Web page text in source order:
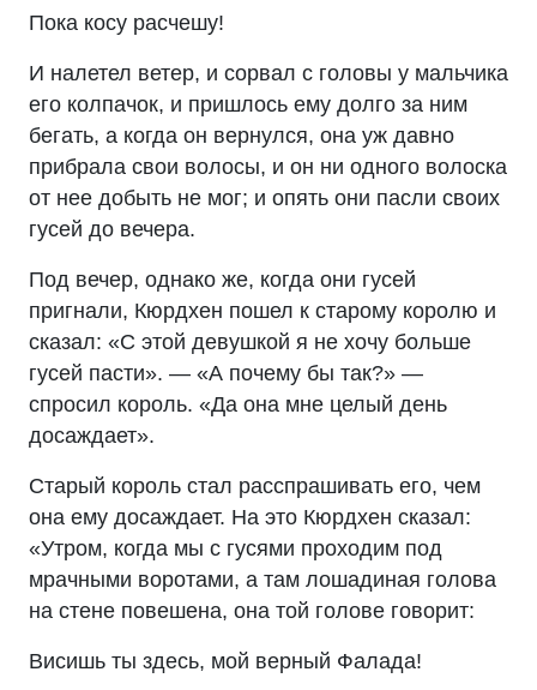
Пока косу расчешу!
И налетел ветер, и сорвал с головы у мальчика
его колпачок, и пришлось ему долго за ним
бегать, а когда он вернулся, она уж давно
прибрала свои волосы, и он ни одного волоска
от нее добыть не мог; и опять они пасли своих
гусей до вечера.
Под вечер, однако же, когда они гусей
пригнали, Кюрдхен пошел к старому королю и
сказал: «С этой девушкой я не хочу больше
гусей пасти». — «А почему бы так?» —
спросил король. «Да она мне целый день
досаждает».
Старый король стал расспрашивать его, чем
она ему досаждает. На это Кюрдхен сказал:
«Утром, когда мы с гусями проходим под
мрачными воротами, а там лошадиная голова
на стене повешена, она той голове говорит:
Висишь ты здесь, мой верный Фалада!